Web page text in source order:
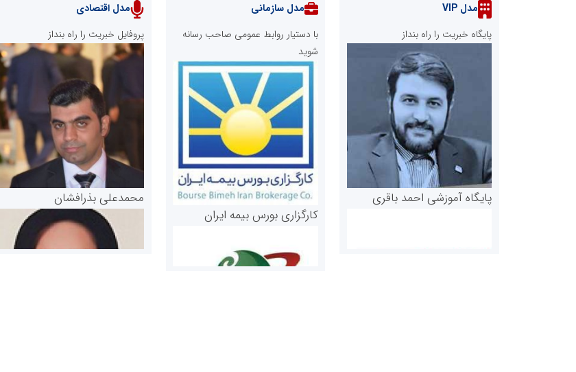
مدل VIP
پایگاه خبریت را راه بنداز
پایگاه آموزشی احمد باقری
مدل سازمانی
با دستیار روابط عمومی صاحب رسانه
شوید
کارگزاری بورس بیمه ایران
مدل اقتصادی
پروفایل خبریت را راه بنداز
محمدعلی بذرافشان